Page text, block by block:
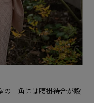
の一角には腰掛待合が設